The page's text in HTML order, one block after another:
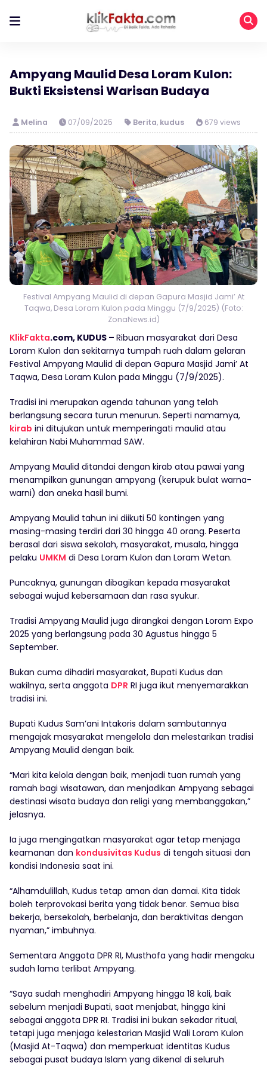
Ampyang Maulid Desa Loram Kulon:
Bukti Eksistensi Warisan Budaya
Melina 07/09/2025 Berita, kudus 679 views
Festival Ampyang Maulid di depan Gapura Masjid Jami’ At
Taqwa, Desa Loram Kulon pada Minggu (7/9/2025) (Foto:
ZonaNews.id)
KlikFakta.com, KUDUS – Ribuan masyarakat dari Desa
Loram Kulon dan sekitarnya tumpah ruah dalam gelaran
Festival Ampyang Maulid di depan Gapura Masjid Jami’ At
Taqwa, Desa Loram Kulon pada Minggu (7/9/2025).
Tradisi ini merupakan agenda tahunan yang telah
berlangsung secara turun menurun. Seperti namamya,
kirab ini ditujukan untuk memperingati maulid atau
kelahiran Nabi Muhammad SAW.
Ampyang Maulid ditandai dengan kirab atau pawai yang
menampilkan gunungan ampyang (kerupuk bulat warna-
warni) dan aneka hasil bumi.
Ampyang Maulid tahun ini diikuti 50 kontingen yang
masing-masing terdiri dari 30 hingga 40 orang. Peserta
berasal dari siswa sekolah, masyarakat, musala, hingga
pelaku UMKM di Desa Loram Kulon dan Loram Wetan.
Puncaknya, gunungan dibagikan kepada masyarakat
sebagai wujud kebersamaan dan rasa syukur.
Tradisi Ampyang Maulid juga dirangkai dengan Loram Expo
2025 yang berlangsung pada 30 Agustus hingga 5
September.
Bukan cuma dihadiri masyarakat, Bupati Kudus dan
wakilnya, serta anggota DPR RI juga ikut menyemarakkan
tradisi ini.
Bupati Kudus Sam’ani Intakoris dalam sambutannya
mengajak masyarakat mengelola dan melestarikan tradisi
Ampyang Maulid dengan baik.
“Mari kita kelola dengan baik, menjadi tuan rumah yang
ramah bagi wisatawan, dan menjadikan Ampyang sebagai
destinasi wisata budaya dan religi yang membanggakan,”
jelasnya.
Ia juga mengingatkan masyarakat agar tetap menjaga
keamanan dan kondusivitas Kudus di tengah situasi dan
kondisi Indonesia saat ini.
“Alhamdulillah, Kudus tetap aman dan damai. Kita tidak
boleh terprovokasi berita yang tidak benar. Semua bisa
bekerja, bersekolah, berbelanja, dan beraktivitas dengan
nyaman,” imbuhnya.
Sementara Anggota DPR RI, Musthofa yang hadir mengaku
sudah lama terlibat Ampyang.
“Saya sudah menghadiri Ampyang hingga 18 kali, baik
sebelum menjadi Bupati, saat menjabat, hingga kini
sebagai anggota DPR RI. Tradisi ini bukan sekadar ritual,
tetapi juga menjaga kelestarian Masjid Wali Loram Kulon
(Masjid At-Taqwa) dan memperkuat identitas Kudus
sebagai pusat budaya Islam yang dikenal di seluruh